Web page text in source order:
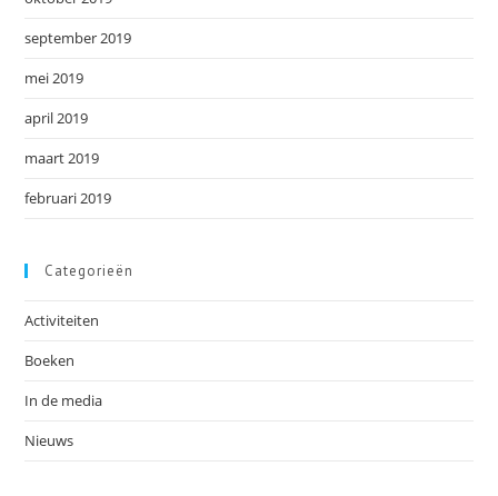
september 2019
mei 2019
april 2019
maart 2019
februari 2019
Categorieën
Activiteiten
Boeken
In de media
Nieuws